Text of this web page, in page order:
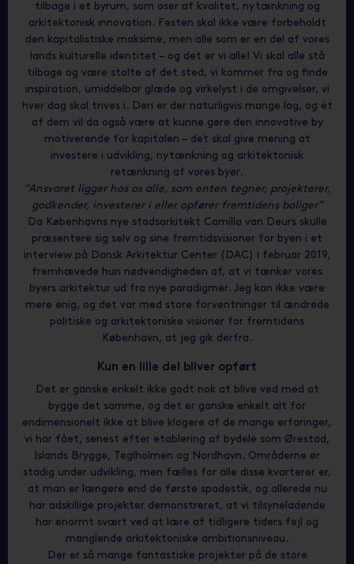
tilbage i et byrum, som oser af kvalitet, nytænkning og
arkitektonisk innovation. Festen skal ikke være forbeholdt
den kapitalistiske maksime, men alle som er en del af vores
lands kulturelle identitet – og det er vi alle! Vi skal alle stå
tilbage og være stolte af det sted, vi kommer fra og finde
inspiration, umiddelbar glæde og virkelyst i de omgivelser, vi
hver dag skal trives i. Deri er der naturligvis mange lag, og ét
af dem vil da også være at kunne gøre den innovative by
motiverende for kapitalen – det skal give mening at
investere i udvikling, nytænkning og arkitektonisk
retænkning af vores byer.
“Ansvaret ligger hos os alle, som enten tegner, projekterer,
godkender, investerer i eller opfører fremtidens boliger”
Da Københavns nye stadsarkitekt Camilla van Deurs skulle
præsentere sig selv og sine fremtidsvisioner for byen i et
interview på Dansk Arkitektur Center (DAC) i februar 2019,
fremhævede hun nødvendigheden af, at vi tænker vores
byers arkitektur ud fra nye paradigmer. Jeg kan ikke være
mere enig, og det var med store forventninger til ændrede
politiske og arkitektoniske visioner for fremtidens
København, at jeg gik derfra.
Kun en lille del bliver opført
Det er ganske enkelt ikke godt nok at blive ved med at
bygge det samme, og det er ganske enkelt alt for
endimensionelt ikke at blive klogere af de mange erfaringer,
vi har fået, senest efter etablering af bydele som Ørestad,
Islands Brygge, Teglholmen og Nordhavn. Områderne er
stadig under udvikling, men fælles for alle disse kvarterer er,
at man er længere end de første spadestik, og allerede nu
har adskillige projekter demonstreret, at vi tilsyneladende
har enormt svært ved at lære af tidligere tiders fejl og
manglende arkitektoniske ambitionsniveau.
Der er så mange fantastiske projekter på de store